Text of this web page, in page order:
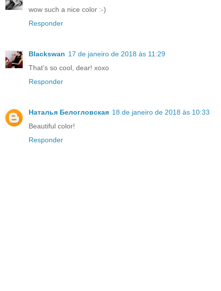
wow such a nice color :-)
Responder
Blackswan 17 de janeiro de 2018 às 11:29
That’s so cool, dear! xoxo
Responder
Наталья Белогловская 18 de janeiro de 2018 às 10:33
Beautiful color!
Responder